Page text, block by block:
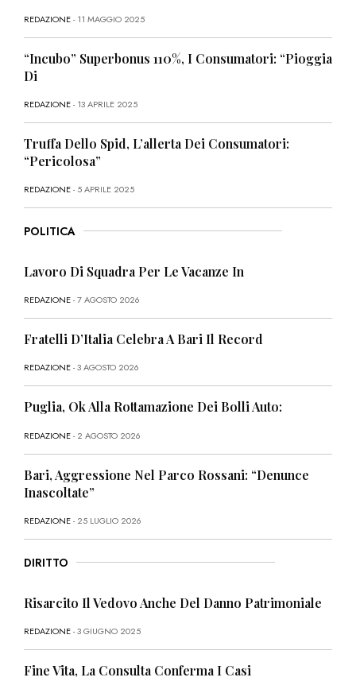
REDAZIONE- 11 MAGGIO 2025
“Incubo” Superbonus 110%, I Consumatori: “Pioggia
Di
REDAZIONE- 13 APRILE 2025
Truffa Dello Spid, L’allerta Dei Consumatori:
“Pericolosa”
REDAZIONE- 5 APRILE 2025
POLITICA
Lavoro Di Squadra Per Le Vacanze In
REDAZIONE- 7 AGOSTO 2026
Fratelli D’Italia Celebra A Bari Il Record
REDAZIONE- 3 AGOSTO 2026
Puglia, Ok Alla Rottamazione Dei Bolli Auto:
REDAZIONE- 2 AGOSTO 2026
Bari, Aggressione Nel Parco Rossani: “Denunce
Inascoltate”
REDAZIONE- 25 LUGLIO 2026
DIRITTO
Risarcito Il Vedovo Anche Del Danno Patrimoniale
REDAZIONE- 3 GIUGNO 2025
Fine Vita, La Consulta Conferma I Casi